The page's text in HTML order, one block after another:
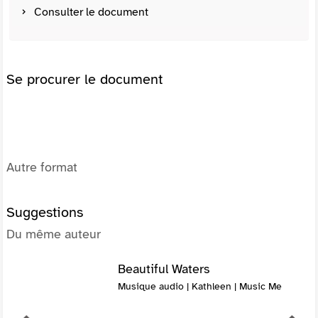
Consulter le document
Se procurer le document
Autre format
Suggestions
Du même auteur
Beautiful Waters
Musique audio | Kathleen | Music Me